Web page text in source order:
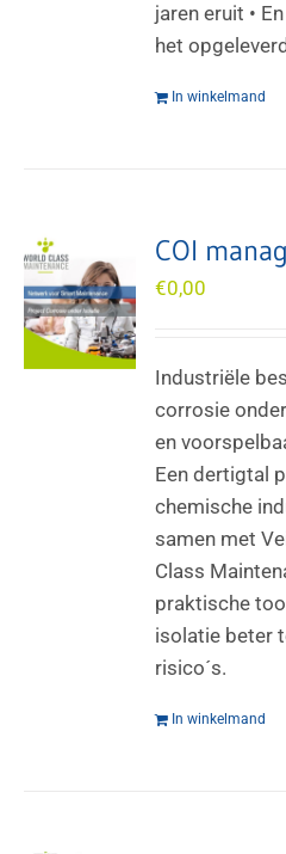
jaren eruit •
het
In winkelmand
COI
€0,00
Industriële
corrosie
en
Een dertigtal
chemische
samen met
Class
praktische
isolatie beter
risico´s.
In winkelmand